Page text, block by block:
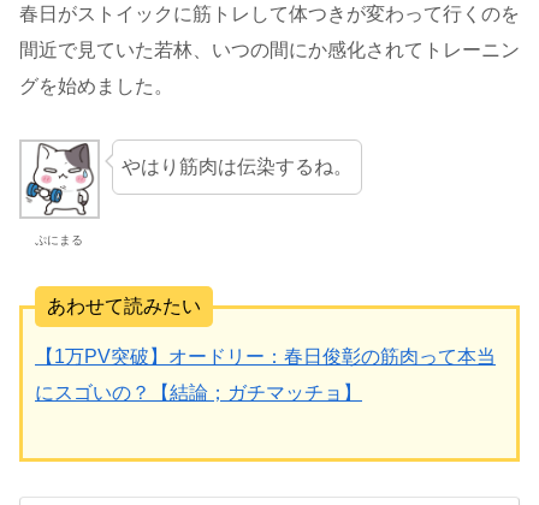
春日がストイックに筋トレして体つきが変わって行くのを
間近で見ていた若林、いつの間にか感化されてトレーニン
グを始めました。
ぷにまる
やはり筋肉は伝染するね。
あわせて読みたい
【1万PV突破】オードリー：春日俊彰の筋肉って本当
にスゴいの？【結論；ガチマッチョ】